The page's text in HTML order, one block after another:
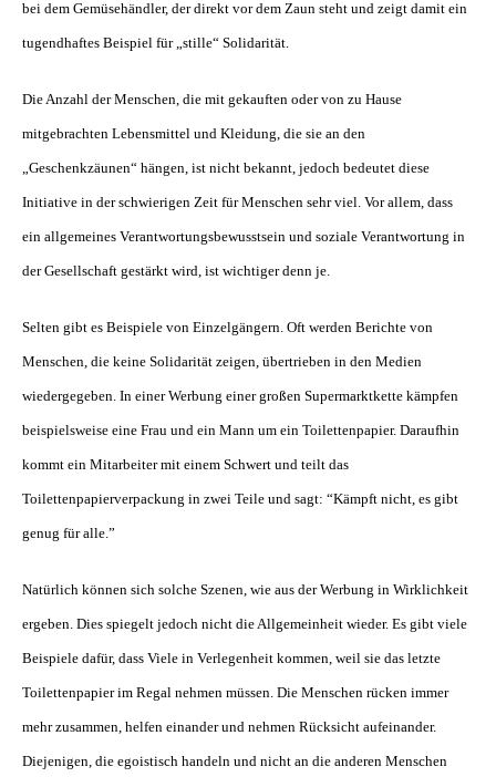
bei dem Gemüsehändler, der direkt vor dem Zaun steht und zeigt damit ein
tugendhaftes Beispiel für „stille“ Solidarität.
Die Anzahl der Menschen, die mit gekauften oder von zu Hause
mitgebrachten Lebensmittel und Kleidung, die sie an den
„Geschenkzäunen“ hängen, ist nicht bekannt, jedoch bedeutet diese
Initiative in der schwierigen Zeit für Menschen sehr viel. Vor allem, dass
ein allgemeines Verantwortungsbewusstsein und soziale Verantwortung in
der Gesellschaft gestärkt wird, ist wichtiger denn je.
Selten gibt es Beispiele von Einzelgängern. Oft werden Berichte von
Menschen, die keine Solidarität zeigen, übertrieben in den Medien
wiedergegeben. In einer Werbung einer großen Supermarktkette kämpfen
beispielsweise eine Frau und ein Mann um ein Toilettenpapier. Daraufhin
kommt ein Mitarbeiter mit einem Schwert und teilt das
Toilettenpapierverpackung in zwei Teile und sagt: “Kämpft nicht, es gibt
genug für alle.”
Natürlich können sich solche Szenen, wie aus der Werbung in Wirklichkeit
ergeben. Dies spiegelt jedoch nicht die Allgemeinheit wieder. Es gibt viele
Beispiele dafür, dass Viele in Verlegenheit kommen, weil sie das letzte
Toilettenpapier im Regal nehmen müssen. Die Menschen rücken immer
mehr zusammen, helfen einander und nehmen Rücksicht aufeinander.
Diejenigen, die egoistisch handeln und nicht an die anderen Menschen